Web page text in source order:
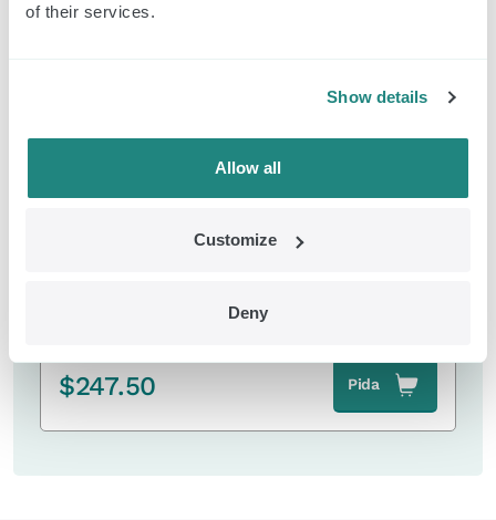
of their services.
Show details
Allow all
Customize
Deny
Productos relacionados
$247.50 Pida